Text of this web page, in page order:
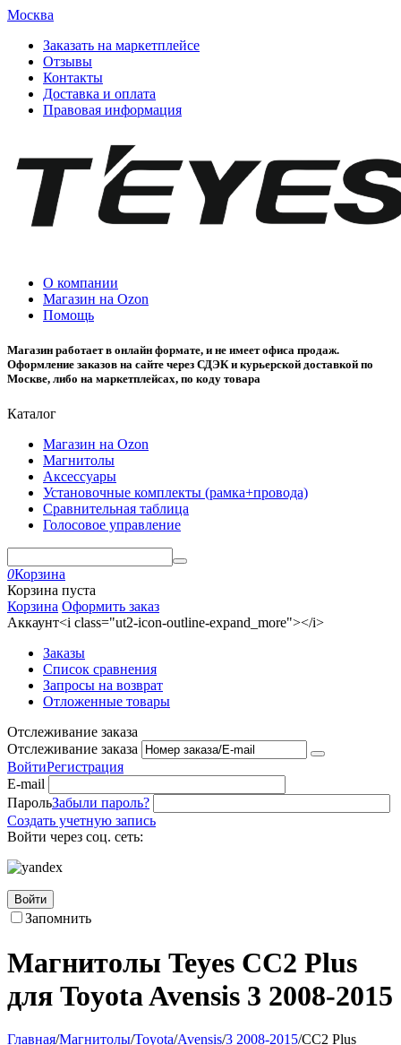
Москва
Заказать на маркетплейсе
Отзывы
Контакты
Доставка и оплата
Правовая информация
О компании
Магазин на Ozon
Помощь
Магазин работает в онлайн формате, и не имеет офиса продаж.
Оформление заказов на сайте через СДЭК и курьерской доставкой по
Москве, либо на маркетплейсах, по коду товара
Каталог
Магазин на Ozon
Магнитолы
Аксессуары
Установочные комплекты (рамка+провода)
Сравнительная таблица
Голосовое управление
0Корзина
Корзина пуста
Корзина Оформить заказ
Аккаунт<i class="ut2-icon-outline-expand_more"></i>
Заказы
Список сравнения
Запросы на возврат
Отложенные товары
Отслеживание заказа
Отслеживание заказа
ВойтиРегистрация
E-mail
ПарольЗабыли пароль?
Создать учетную запись
Войти через соц. сеть:
Войти
Запомнить
Магнитолы Teyes CC2 Plus
для Toyota Avensis 3 2008-2015
Главная/Магнитолы/Toyota/Avensis/3 2008-2015/CC2 Plus